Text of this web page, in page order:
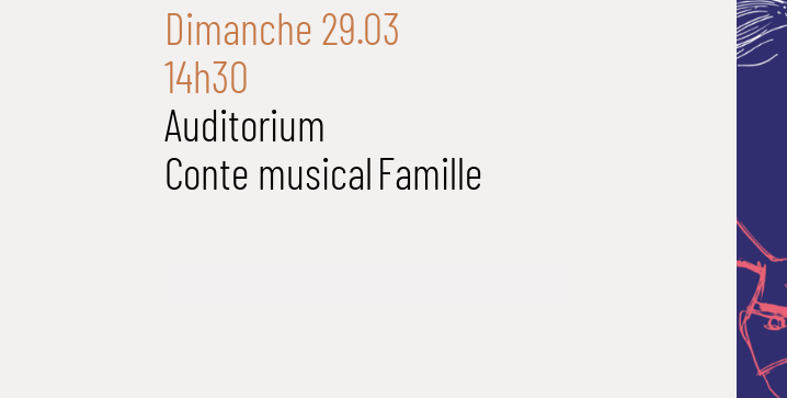
Dimanche 29.03
14h30
Auditorium
Conte musicalFamille